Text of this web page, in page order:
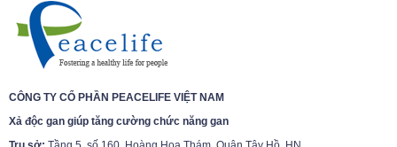
CÔNG TY CỔ PHẦN PEACELIFE VIỆT NAM
Xả độc gan giúp tăng cường chức năng gan